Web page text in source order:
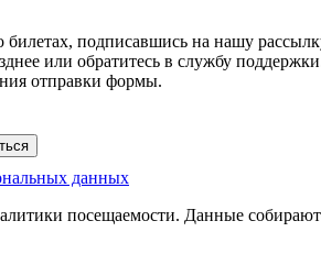
билетах, подписавшись на нашу
или обратитесь в службу
отправки формы.
данных
посещаемости. Данные